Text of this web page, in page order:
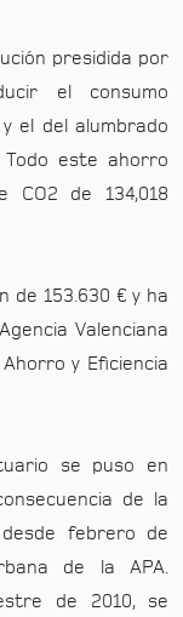
presidida por
el consumo
el del alumbrado
este ahorro
CO2 de 134,018
de 153.630 € y ha
Valenciana
y Eficiencia
se puso en
de la
desde febrero de
de la APA.
de 2010, se